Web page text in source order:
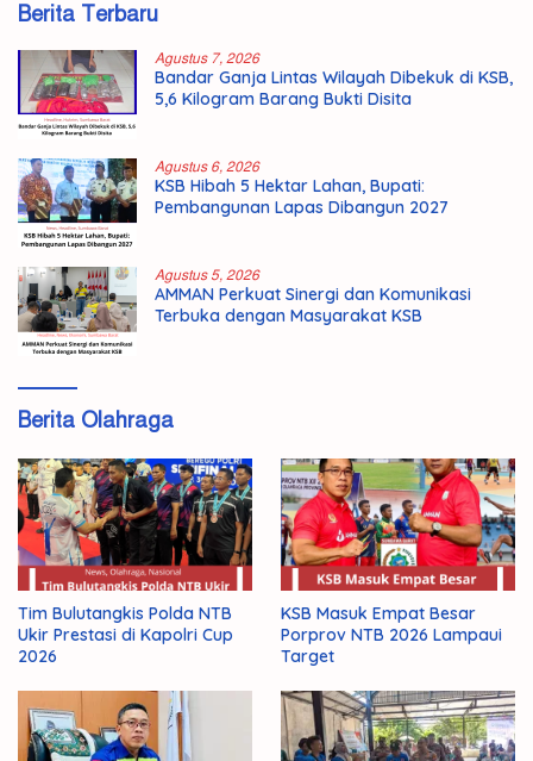
Berita Terbaru
Agustus 7, 2026
Bandar Ganja Lintas Wilayah Dibekuk di KSB,
5,6 Kilogram Barang Bukti Disita
Agustus 6, 2026
KSB Hibah 5 Hektar Lahan, Bupati:
Pembangunan Lapas Dibangun 2027
Agustus 5, 2026
AMMAN Perkuat Sinergi dan Komunikasi
Terbuka dengan Masyarakat KSB
Berita Olahraga
Tim Bulutangkis Polda NTB
Ukir Prestasi di Kapolri Cup
2026
KSB Masuk Empat Besar
Porprov NTB 2026 Lampaui
Target